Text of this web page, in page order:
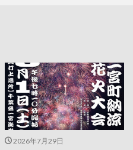
2026年7月29日